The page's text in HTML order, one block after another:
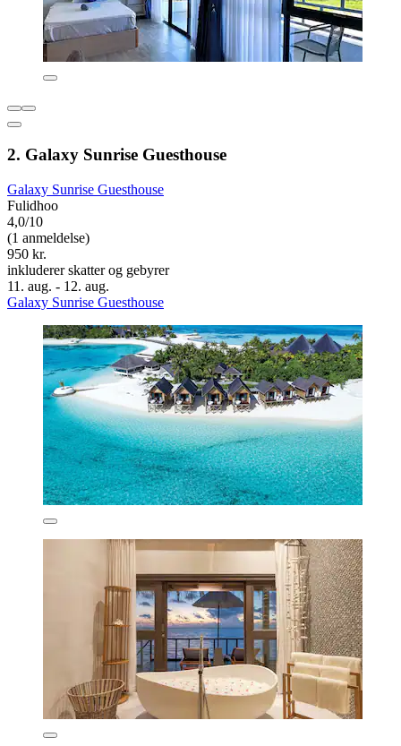
2. Galaxy Sunrise Guesthouse
Galaxy Sunrise Guesthouse
Fulidhoo
4,0/10
(1 anmeldelse)
950 kr.
inkluderer skatter og gebyrer
11. aug. - 12. aug.
Galaxy Sunrise Guesthouse